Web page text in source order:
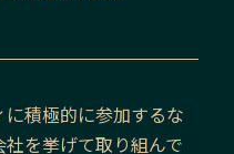
積極的に参加するな
社を挙げて取り組んで